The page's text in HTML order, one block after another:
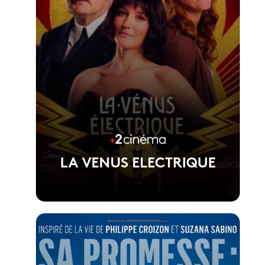
LA VENUS ELECTRIQUE
Voir la fiche du film